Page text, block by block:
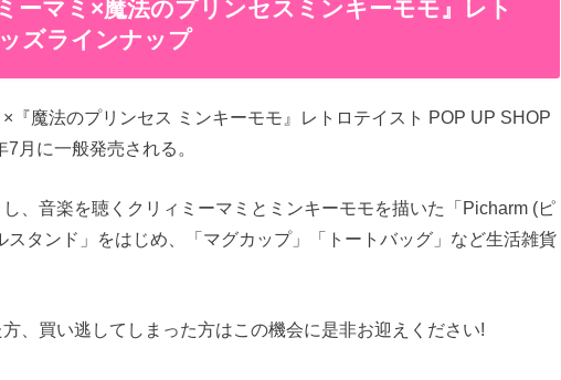
ーマミ×魔法の​プリンセスミンキーモモ』レト
ズラインナップ
×『魔法のプリンセス ミンキーモモ』レトロテイスト POP UP SHOP
月に一般発売される。
し、音楽を聴くクリィミーマミとミンキーモモを描いた「Picharm (ピ
スタンド」をはじめ、「マグカップ」「トートバッグ」など生活雑貨
、買い逃してしまった方はこの機会に是非お迎えください!